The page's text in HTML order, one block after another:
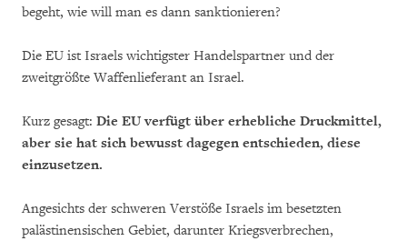
begeht, wie will man es dann sanktionieren?
Die EU ist Israels wichtigster Handelspartner und der
zweitgrößte Waffenlieferant an Israel.
Kurz gesagt: Die EU verfügt über erhebliche Druckmittel,
aber sie hat sich bewusst dagegen entschieden, diese
einzusetzen.
Angesichts der schweren Verstöße Israels im besetzten
palästinensischen Gebiet, darunter Kriegsverbrechen,